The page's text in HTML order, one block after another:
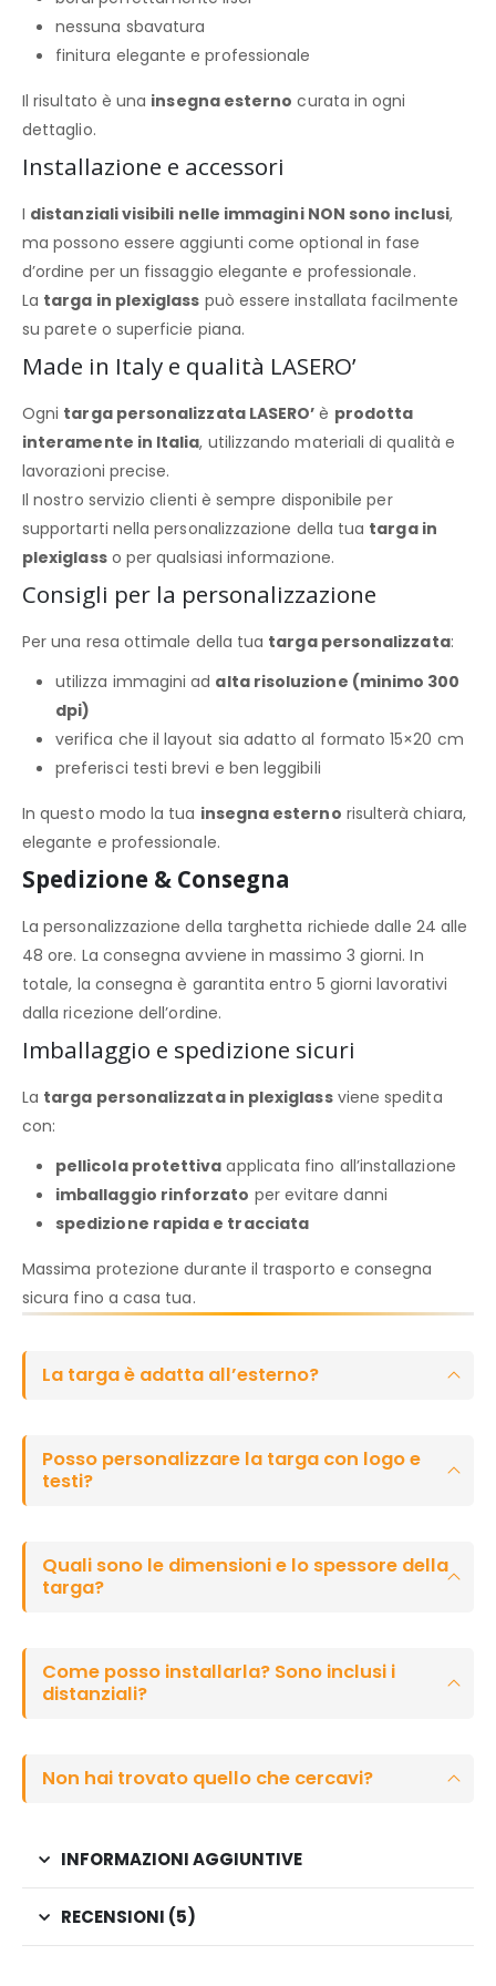
nessuna sbavatura
finitura elegante e professionale
Il risultato è una insegna esterno curata in ogni
dettaglio.
Installazione e accessori
I distanziali visibili nelle immagini NON sono inclusi,
ma possono essere aggiunti come optional in fase
d’ordine per un fissaggio elegante e professionale.
La targa in plexiglass può essere installata facilmente
su parete o superficie piana.
Made in Italy e qualità LASERO’
Ogni targa personalizzata LASERO’ è prodotta
interamente in Italia, utilizzando materiali di qualità e
lavorazioni precise.
Il nostro servizio clienti è sempre disponibile per
supportarti nella personalizzazione della tua targa in
plexiglasso per qualsiasi informazione.
Consigli per la personalizzazione
Per una resa ottimale della tua targa personalizzata:
utilizza immagini ad alta risoluzione (minimo 300
dpi)
verifica che il layout sia adatto al formato 15×20 cm
preferisci testi brevi e ben leggibili
In questo modo la tua insegna esterno risulterà chiara,
elegante e professionale.
Spedizione & Consegna
La personalizzazione della targhetta richiede dalle 24 alle
48 ore. La consegna avviene in massimo 3 giorni. In
totale, la consegna è garantita entro 5 giorni lavorativi
dalla ricezione dell’ordine.
Imballaggio e spedizione sicuri
La targa personalizzata in plexiglassviene spedita
con:
pellicola protettiva applicata fino all’installazione
imballaggio rinforzato per evitare danni
spedizione rapida e tracciata
Massima protezione durante il trasporto e consegna
sicura fino a casa tua.
La targa è adatta all’esterno?
Posso personalizzare la targa con logo e
testi?
Quali sono le dimensioni e lo spessore della
targa?
Come posso installarla? Sono inclusi i
distanziali?
Non hai trovato quello che cercavi?
INFORMAZIONI AGGIUNTIVE
RECENSIONI (5)